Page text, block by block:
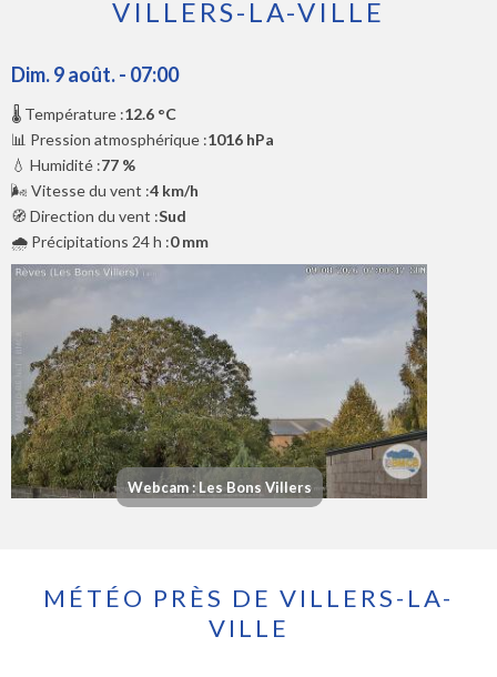
VILLERS-LA-VILLE
Dim. 9 août. - 07:00
🌡️ Température :12.6 °C
📊 Pression atmosphérique :1016 hPa
💧 Humidité :77 %
🌬️ Vitesse du vent :4 km/h
🧭 Direction du vent :Sud
🌧️ Précipitations 24 h :0 mm
Webcam : Les Bons Villers
MÉTÉO PRÈS DE VILLERS-LA-
VILLE